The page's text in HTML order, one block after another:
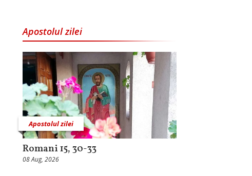
Apostolul zilei
Apostolul zilei
Romani 15, 30-33
08 Aug, 2026